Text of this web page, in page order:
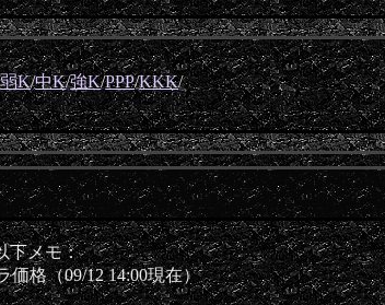
弱K/中K/強K/PPP/KKK/
下メモ：
格（09/12 14:00現在）